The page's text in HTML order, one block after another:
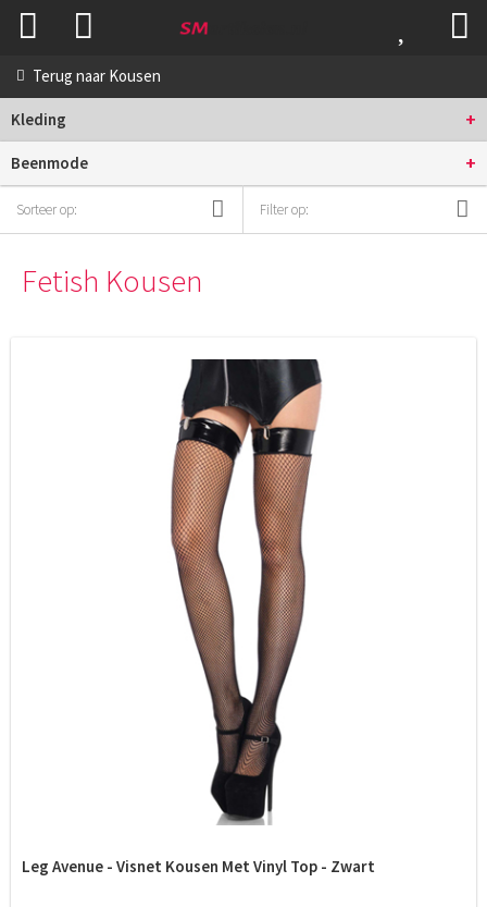
Terug naar Kousen
Kleding +
Beenmode +
Sorteer op: Filter op:
Fetish Kousen
Leg Avenue - Visnet Kousen Met Vinyl Top - Zwart